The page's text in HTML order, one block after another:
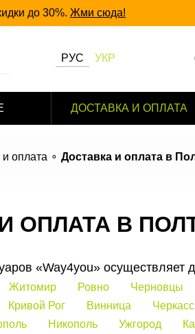
до 30%. Жми сюда!
РУС УКР
ДОСТАВКА И ОПЛАТА
оплата Доставка и оплата в
ОПЛАТА В
«Way4you» осуществляет
Житомир Ровно Черновцы
Кривой Рог Винница
Никополь Ужгород